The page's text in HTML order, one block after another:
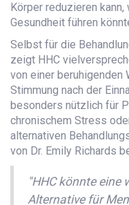
Körper reduzieren
Gesundheit führen
Selbst für die
zeigt HHC
von einer beruhigenden
Stimmung nach der
besonders nützlich für
chronischem Stress
alternativen
von Dr. Emily Richards
"HHC könnte eine
Alternative für